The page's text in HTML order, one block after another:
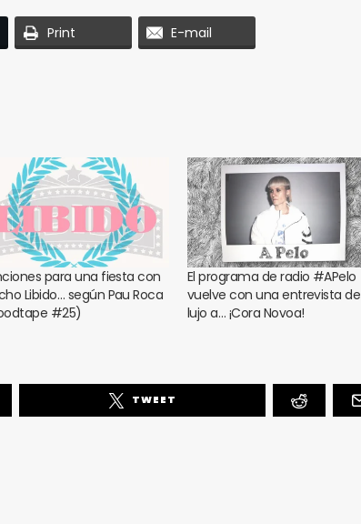
Print E-mail
para una fiesta con
Libido… según Pau Roca
#25)
El programa de radio #APelo
vuelve con una entrevista de
lujo a… ¡Cora Novoa!
TWEET